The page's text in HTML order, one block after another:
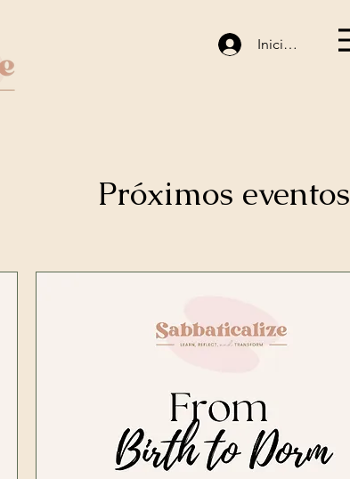
Iniciar sesión
Próximos eventos